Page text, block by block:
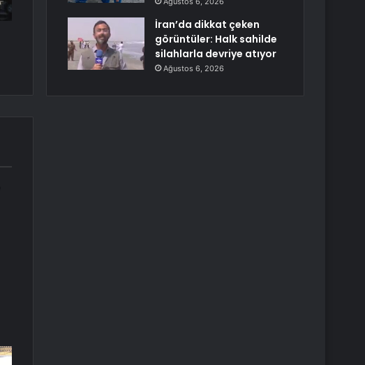
İran’da dikkat çeken
görüntüler: Halk sahilde
silahlarla devriye atıyor
Ağustos 6, 2026